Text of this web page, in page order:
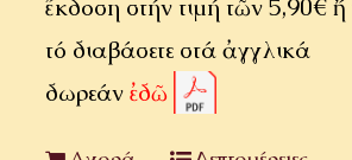
ἔκδοση στήν τιμή τῶν 5,90€
τό διαβάσετε στά ἀγγλικά
δωρεάνἐδῶ